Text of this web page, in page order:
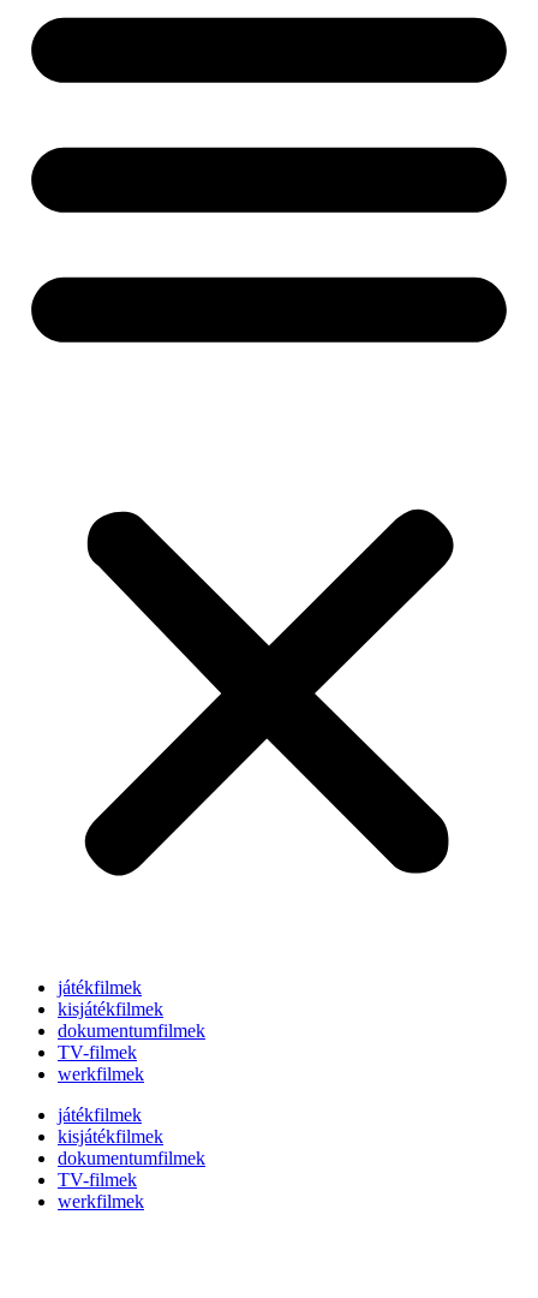
játékfilmek
kisjátékfilmek
dokumentumfilmek
TV-filmek
werkfilmek
játékfilmek
kisjátékfilmek
dokumentumfilmek
TV-filmek
werkfilmek